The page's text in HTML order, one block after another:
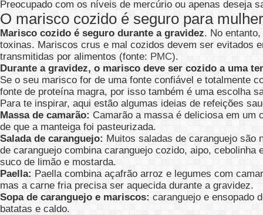
Preocupado com os níveis de mercúrio ou apenas deseja
O marisco cozido é seguro para
Marisco cozido é seguro durante a gravidez. No
toxinas. Mariscos crus e mal cozidos devem ser evitados
transmitidas por alimentos (fonte: PMC).
Durante a gravidez, o marisco deve ser cozido a uma
Se o seu marisco for de uma fonte confiável e totalmente
fonte de proteína magra, por isso também é uma escolha
Para te inspirar, aqui estão algumas ideias de refeições
Massa de camarão: Camarão a massa é deliciosa em um
de que a manteiga foi pasteurizada.
Salada de caranguejo: Muitos saladas de caranguejo são
de caranguejo combina caranguejo cozido, aipo,
suco de limão e mostarda.
Paella: Paella combina açafrão arroz e legumes com
mas a carne fria precisa ser aquecida durante a gravidez.
Sopa de caranguejo e mariscos: caranguejo e ensopado
batatas e caldo.